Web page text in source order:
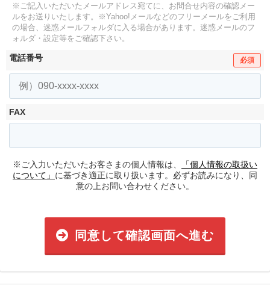
※ご記入いただいたメールアドレス宛てに、お問合せ内容の確認メー
ルをお送りいたします。
※Yahoo!メールなどのフリーメールをご利用
の場合、迷惑メールフォルダに入る場合があります。 迷惑メールのフ
ォルダ・設定等をご確認下さい。
電話番号 必須
FAX
※ご入力いただいたお客さまの個人情報は、
「個人情報の取扱い
について」 に基づき適正に取り扱います。必ずお読みになり、同
意の上お問い合わせください。
同意して確認画面へ進む